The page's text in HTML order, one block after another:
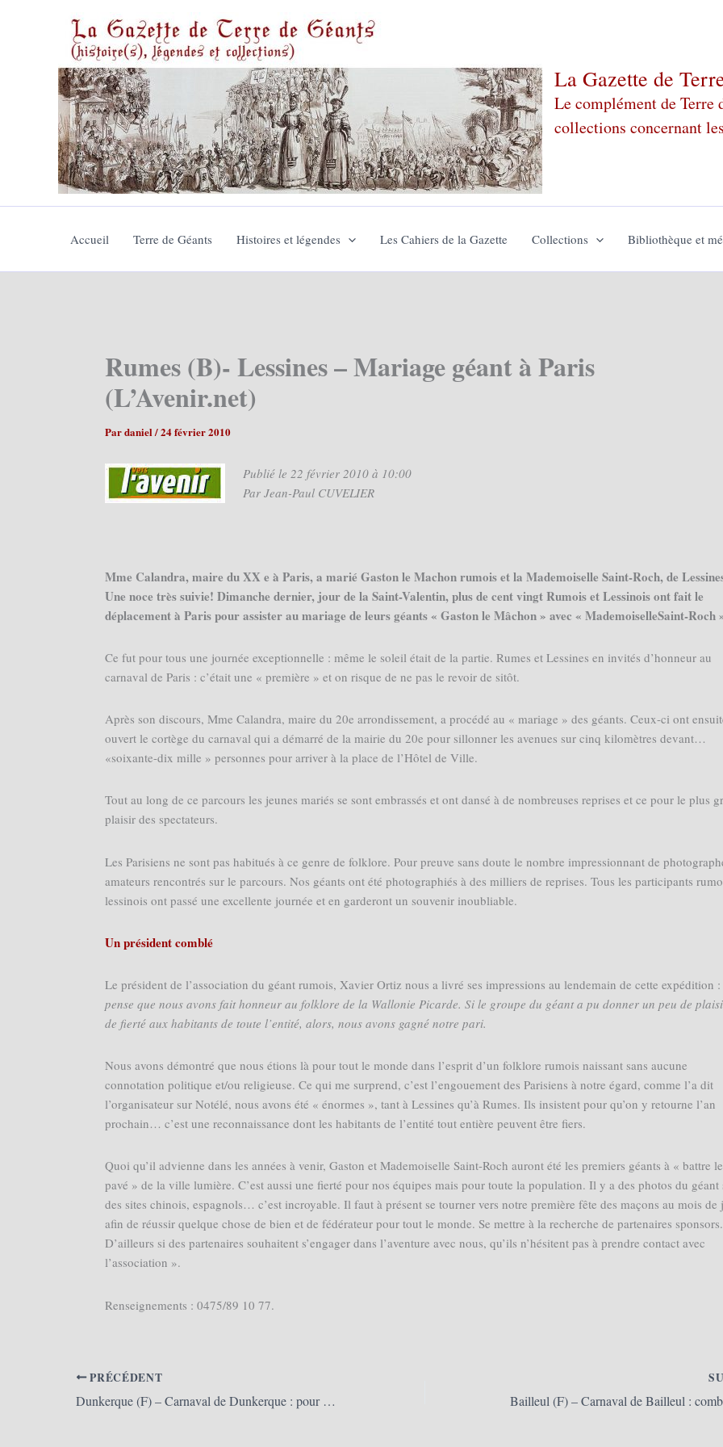
La Gazette de
Le complément de Terre
collections concernant
Accueil Terre de Géants Histoires et légendes Les Cahiers de la Gazette Collections Bibliothèque et
Rumes (B)- Lessines – Mariage géant à Paris
(L’Avenir.net)
Pardaniel /24 février 2010
Publié le 22 février 2010 à 10:00
Par Jean-Paul CUVELIER
Mme Calandra, maire du XX e à Paris, a marié Gaston le Machon rumois et la Mademoiselle Saint-Roch, de
Une noce très suivie! Dimanche dernier, jour de la Saint-Valentin, plus de cent vingt Rumois et Lessinois ont fait le
déplacement à Paris pour assister au mariage de leurs géants « Gaston le Mâchon » avec « MademoiselleSaint-Roch
Ce fut pour tous une journée exceptionnelle : même le soleil était de la partie. Rumes et Lessines en invités d’honneur au
carnaval de Paris : c’était une « première » et on risque de ne pas le revoir de sitôt.
Après son discours, Mme Calandra, maire du 20e arrondissement, a procédé au « mariage » des géants. Ceux-ci ont
ouvert le cortège du carnaval qui a démarré de la mairie du 20e pour sillonner les avenues sur cinq kilomètres devant…
«soixante-dix mille » personnes pour arriver à la place de l’Hôtel de Ville.
Tout au long de ce parcours les jeunes mariés se sont embrassés et ont dansé à de nombreuses reprises et ce pour le plus
plaisir des spectateurs.
Les Parisiens ne sont pas habitués à ce genre de folklore. Pour preuve sans doute le nombre impressionnant de
amateurs rencontrés sur le parcours. Nos géants ont été photographiés à des milliers de reprises. Tous les participants
lessinois ont passé une excellente journée et en garderont un souvenir inoubliable.
Un président comblé
Le président de l’association du géant rumois, Xavier Ortiz nous a livré ses impressions au lendemain de cette expédition :
pense que nous avons fait honneur au folklore de la Wallonie Picarde. Si le groupe du géant a pu donner un peu de
de fierté aux habitants de toute l’entité, alors, nous avons gagné notre pari.
Nous avons démontré que nous étions là pour tout le monde dans l’esprit d’un folklore rumois naissant sans aucune
connotation politique et/ou religieuse. Ce qui me surprend, c’est l’engouement des Parisiens à notre égard, comme l’a dit
l’organisateur sur Notélé, nous avons été « énormes », tant à Lessines qu’à Rumes. Ils insistent pour qu’on y retourne l’an
prochain… c’est une reconnaissance dont les habitants de l’entité tout entière peuvent être fiers.
Quoi qu’il advienne dans les années à venir, Gaston et Mademoiselle Saint-Roch auront été les premiers géants à « battre le
pavé » de la ville lumière. C’est aussi une fierté pour nos équipes mais pour toute la population. Il y a des photos du géant
des sites chinois, espagnols… c’est incroyable. Il faut à présent se tourner vers notre première fête des maçons au mois de
afin de réussir quelque chose de bien et de fédérateur pour tout le monde. Se mettre à la recherche de partenaires sponsors.
D’ailleurs si des partenaires souhaitent s’engager dans l’aventure avec nous, qu’ils n’hésitent pas à prendre contact avec
l’association ».
Renseignements : 0475/89 10 77.
PRÉCÉDENT
Dunkerque (F) – Carnaval de Dunkerque : pour ne rien rater de la bande de Malo (La Voix du Nord)